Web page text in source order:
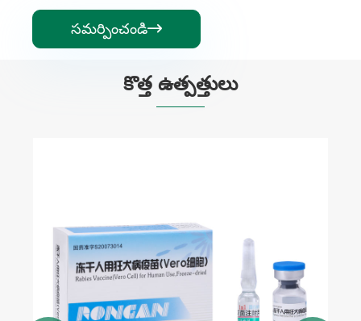
సమర్పించండి
కొత్త ఉత్పత్తులు